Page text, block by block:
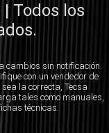
Todos los
cambios sin notificación.
con un vendedor de
la correcta, Tecsa
tales como manuales,
técnicas.